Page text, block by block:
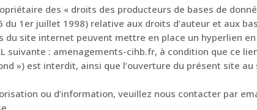
des « droits des producteurs de bases de
du 1er juillet 1998) relative aux droits d’auteur et aux
du site internet peuvent mettre en place un hyperlien
suivante : amenagements-cihb.fr, à condition que ce
») est interdit, ainsi que l’ouverture du présent site
ou d’information, veuillez nous contacter par